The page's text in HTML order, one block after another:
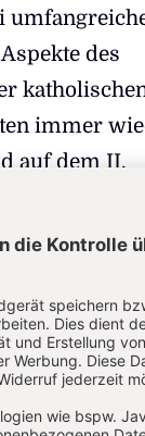
des
immer
auf dem II.
wieder
für
sich
Aspekt
eher